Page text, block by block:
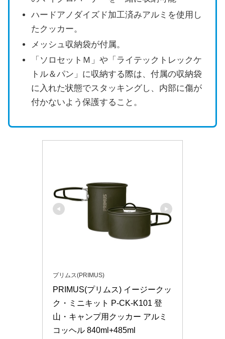
ハードアノダイズド加工済みアルミを使用し
たクッカー。
メッシュ収納袋が付属。
「ソロセットＭ」や「ライテックトレックケ
トル＆パン」に収納する際は、付属の収納袋
に入れた状態でスタッキングし、内部に傷が
付かないよう保護すること。
プリムス(PRIMUS)
PRIMUS(プリムス) イージークッ
ク・ミニキット P-CK-K101 登
山・キャンプ用クッカー アルミ
コッヘル 840ml+485ml